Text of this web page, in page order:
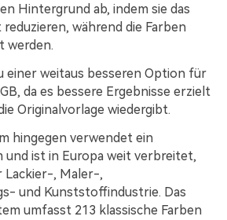
Hintergrund ab, indem sie das
während die Farben
werden.
einer weitaus besseren Option für
da es bessere Ergebnisse erzielt
Originalvorlage wiedergibt.
hingegen verwendet ein
und ist in Europa weit verbreitet,
Lackier-, Maler-,
und Kunststoffindustrie. Das
umfasst 213 klassische Farben